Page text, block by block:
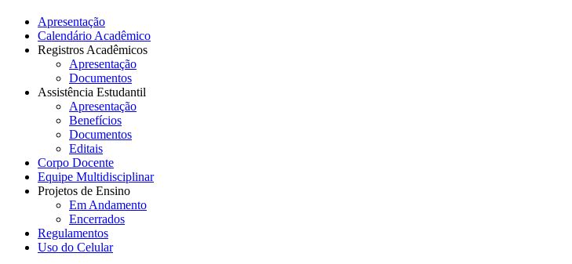
Apresentação
Calendário Acadêmico
Registros Acadêmicos
Apresentação
Documentos
Assistência Estudantil
Apresentação
Benefícios
Documentos
Editais
Corpo Docente
Equipe Multidisciplinar
Projetos de Ensino
Em Andamento
Encerrados
Regulamentos
Uso do Celular